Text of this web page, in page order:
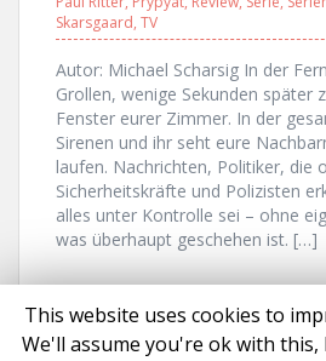
Skarsgaard, TV
Autor: Michael Scharsig In der
Grollen, wenige Sekunden später
Fenster eurer Zimmer. In der
Sirenen und ihr seht eure
laufen. Nachrichten, Politiker, die
Sicherheitskräfte und Polizisten
alles unter Kontrolle sei – ohne
was überhaupt geschehen ist. […]
This website uses cookies to
We'll assume you're ok with